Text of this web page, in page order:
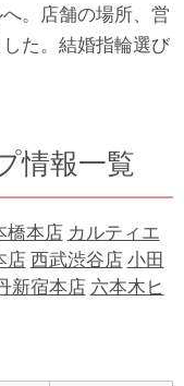
。店舗の場所、営
た。結婚指輪選び
情報一覧
橋本店 カルティエ
店 西武渋谷店 小田
新宿本店 六本木ヒ